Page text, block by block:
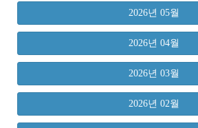
2026년 05월
2026년 04월
2026년 03월
2026년 02월